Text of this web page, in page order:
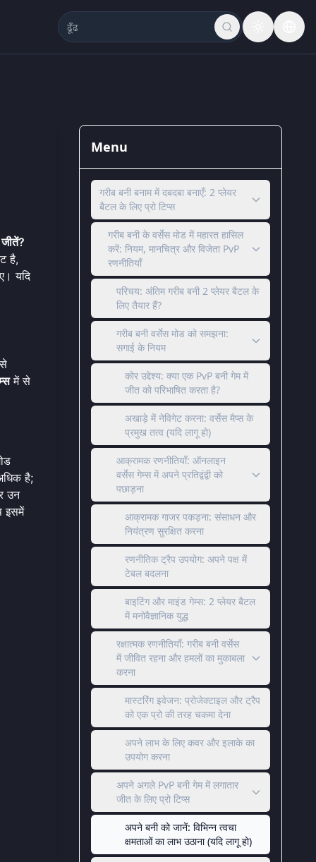
है,
यदि
में से
है;
उन
इसमें
Menu
गरीब बनी बनाम में दबदबा बनाएँ: 2 प्लेयर
बैटल के लिए प्रो टिप्स
गरीब बनी के वर्सेस मोड में महारत हासिल
करें: नियम, मानचित्र और विजेता PvP
रणनीतियाँ
परिचय: अंतिम गरीब बनी 2 प्लेयर बैटल के
लिए तैयार हैं?
गरीब बनी वर्सेस मोड को समझना:
सगाई के नियम
कोर उद्देश्य: क्या एक PvP बनी गेम में
जीत को परिभाषित करता है?
अखाड़े में नेविगेट करना: वर्सेस मैप्स के
प्रमुख तत्व (यदि लागू हो)
आक्रामक रणनीतियाँ: ऑनलाइन
वर्सेस गेम्स में अपने प्रतिद्वंद्वी को
पछाड़ना
आक्रामक गाजर पकड़ना: संसाधन और
नियंत्रण सुरक्षित करना
रणनीतिक ट्रैप उपयोग: अपने पक्ष में
टेबल बदलना
बाइटिंग और माइंड गेम्स: 2 प्लेयर बैटल
में मनोवैज्ञानिक युद्ध
रक्षात्मक रणनीतियाँ: गरीब बनी वर्सेस
में जीवित रहना और हमलों का मुकाबला
करना
मास्टरिंग इवेजन: प्रोजेक्टाइल और ट्रैप
को एक प्रो की तरह चकमा देना
अपने लाभ के लिए कवर और इलाके का
उपयोग करना
अपने अगले PvP बनी गेम में लगातार
जीत के लिए प्रो टिप्स
अपने बनी को जानें: विभिन्न त्वचा
क्षमताओं का लाभ उठाना (यदि लागू हो)